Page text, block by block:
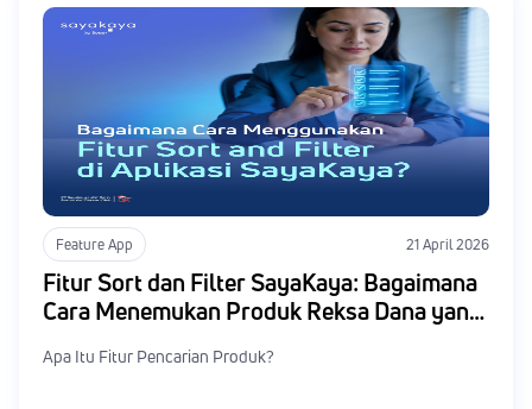
Feature App 21 April 2026
Fitur Sort dan Filter SayaKaya: Bagaimana
Cara Menemukan Produk Reksa Dana yang
Apa Itu Fitur Pencarian Produk?